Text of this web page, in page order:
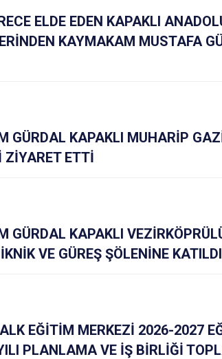
ELDE EDEN KAPAKLI
KAYMAKAM MUSTAFA
GÜRDAL KAPAKLI MUHARİP
ZİYARET ETTİ
GÜRDAL KAPAKLI
VE GÜREŞ ŞÖLENİNE KATILDI
EĞİTİM MERKEZİ 2026-2027
PLANLAMA VE İŞ BİRLİĞİ